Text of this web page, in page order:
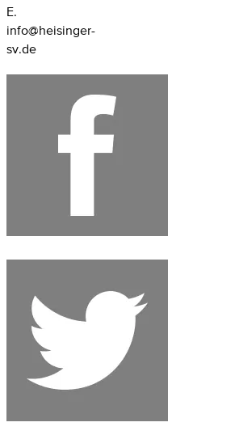
E.
info@heisinger-
sv.de